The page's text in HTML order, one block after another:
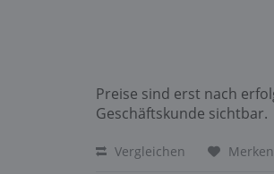
Preise sind erst nach
Geschäftskunde sichtbar.
Vergleichen Merken